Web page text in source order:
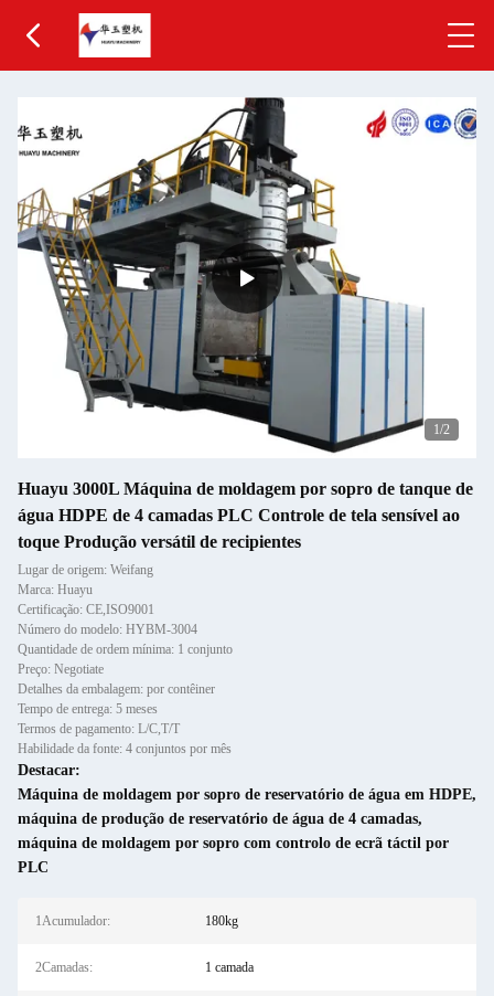
1/2
Huayu 3000L Máquina de moldagem por sopro de tanque de
água HDPE de 4 camadas PLC Controle de tela sensível ao
toque Produção versátil de recipientes
Lugar de origem: Weifang
Marca: Huayu
Certificação: CE,ISO9001
Número do modelo: HYBM-3004
Quantidade de ordem mínima: 1 conjunto
Preço: Negotiate
Detalhes da embalagem: por contêiner
Tempo de entrega: 5 meses
Termos de pagamento: L/C,T/T
Habilidade da fonte: 4 conjuntos por mês
Destacar:
Máquina de moldagem por sopro de reservatório de água em HDPE,
máquina de produção de reservatório de água de 4 camadas,
máquina de moldagem por sopro com controlo de ecrã táctil por
PLC
1Acumulador: 180kg
2Camadas: 1 camada